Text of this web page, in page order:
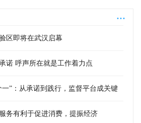
...
区即将在武汉启幕
诺 呼声所在就是工作着力点
一”：从承诺到践行，监督平台成关键
务有利于促进消费，提振经济